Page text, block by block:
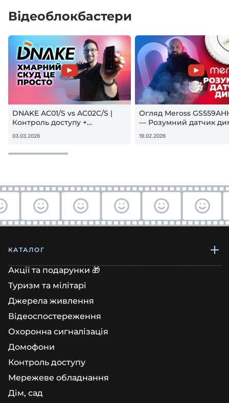
Відеоблокбастери
DNAKE AC01/S vs AC02C/S |
Контроль доступу +
гостьовий QR — реальна
настройка
03.03.2026
Огляд Meross
— Розумний датчик
Apple HomeKit! Чи
купувати?
19.02.2026
КАТАЛОГ
Акції та подарунки 🎁
Туризм та мілітарі
Джерела живлення
Відеоспостереження
Охоронна сигналізація
Домофони
Контроль доступу
Мережеве обладнання
Дім, сад